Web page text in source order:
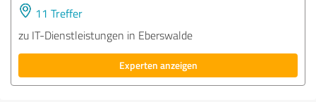
11 Treffer
zu IT-Dienstleistungen in Eberswalde
Experten anzeigen